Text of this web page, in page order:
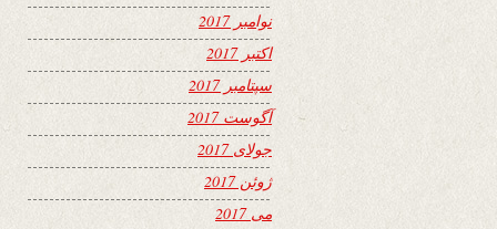
نوامبر 2017
اکتبر 2017
سپتامبر 2017
آگوست 2017
جولای 2017
ژوئن 2017
می 2017